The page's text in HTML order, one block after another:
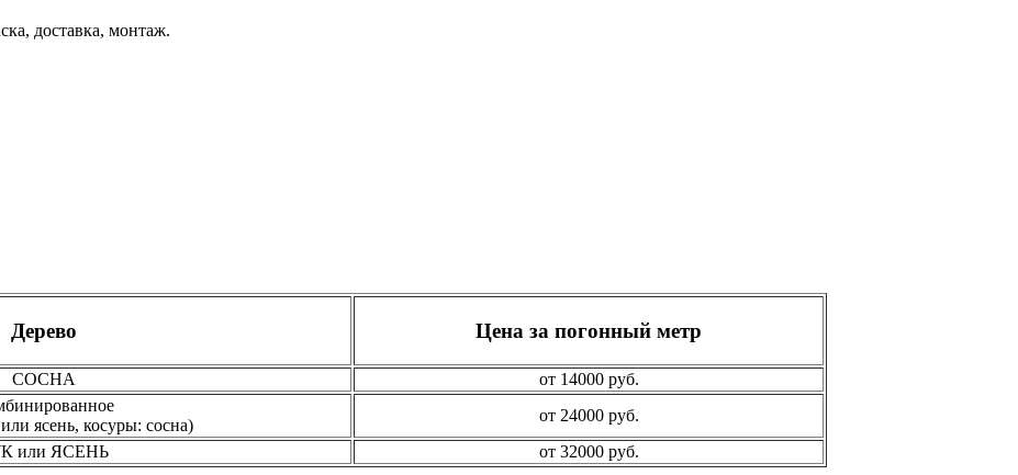
доставка, монтаж.
Дерево Цена за погонный метр
СОСНА
от 14000 руб.
ясень, косуры: сосна)
от 24000 руб.
или ЯСЕНЬ
от 32000 руб.